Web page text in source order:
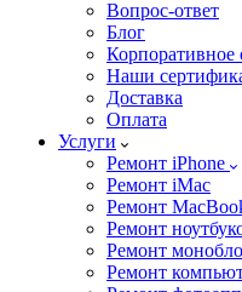
Вопрос-ответ
Блог
Корпоративное
Наши
Доставка
Оплата
Услуги
Ремонт iPhone
Ремонт iMac
Ремонт
Ремонт
Ремонт
Ремонт